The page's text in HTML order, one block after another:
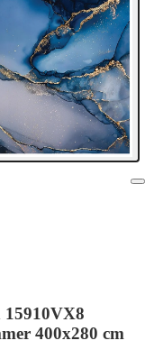
400x280 cm